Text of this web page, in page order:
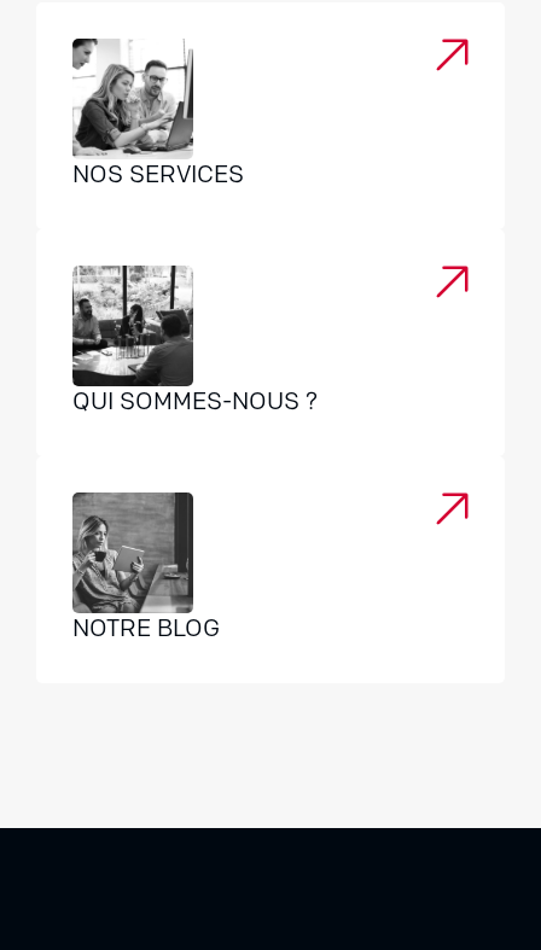
NOS SERVICES
QUI SOMMES-NOUS ?
NOTRE BLOG